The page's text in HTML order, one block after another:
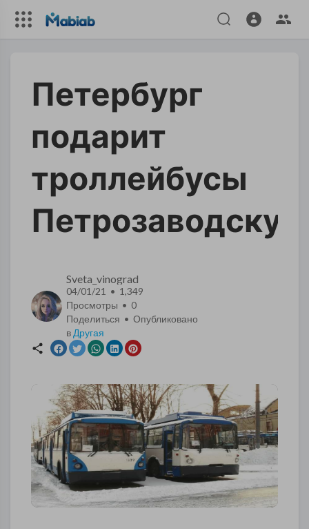
Петербург
подарит
троллейбусы
Петрозаводску
Sveta_vinograd
04/01/21 • 1,349
Просмотры • 0
Поделиться • Опубликовано
в Другая